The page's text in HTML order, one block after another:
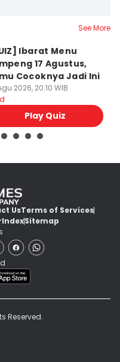
See More
Ibarat Menu
17 Agustus,
Cocoknya Jadi Ini
2026, 20:10 WIB
Play Quiz
UsTerms of Services
IndexSitemap
Reserved.